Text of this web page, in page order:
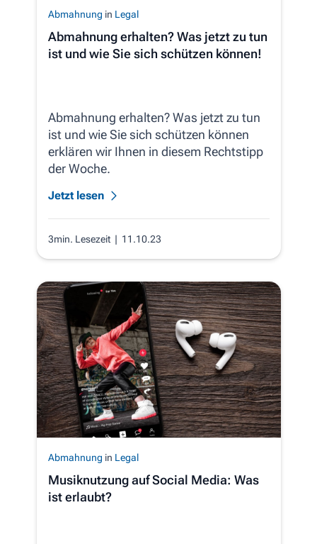
Abmahnung in Legal
Abmahnung erhalten? Was jetzt zu tun
ist und wie Sie sich schützen können!
Abmahnung erhalten? Was jetzt zu tun
ist und wie Sie sich schützen können
erklären wir Ihnen in diesem Rechtstipp
der Woche.
Jetzt lesen
3min. Lesezeit | 11.10.23
Abmahnung in Legal
Musiknutzung auf Social Media: Was
ist erlaubt?